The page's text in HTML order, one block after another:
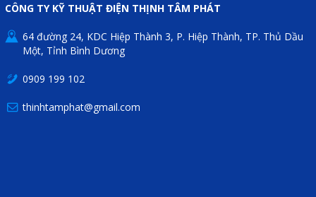
CÔNG TY KỸ THUẬT ĐIỆN THỊNH TÂM PHÁT
64 đường 24, KDC Hiệp Thành 3, P. Hiệp Thành, TP. Thủ Dầu
Một, Tỉnh Bình Dương
0909 199 102
thinhtamphat@gmail.com